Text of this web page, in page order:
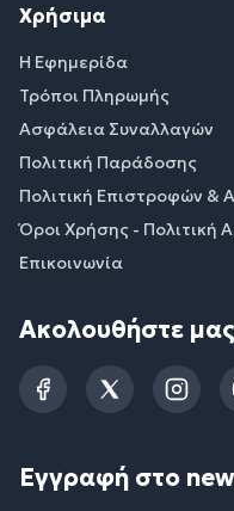
Χρήσιμα
Η Εφημερίδα
Τρόποι Πληρωμής
Ασφάλεια Συναλλαγών
Πολιτική Παράδοσης
Πολιτική Επιστροφών &
Όροι Χρήσης - Πολιτική
Επικοινωνία
Ακολουθήστε μας
FacebookTwitter
Εγγραφή στο